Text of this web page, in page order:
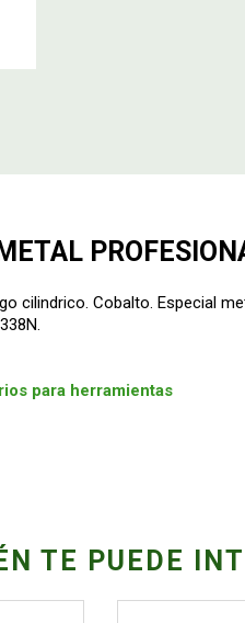
cilindrico. Cobalto. Especial
para herramientas
TE PUEDE